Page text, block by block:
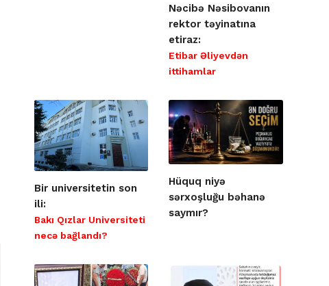
Nəcibə Nəsibovanın
rektor təyinatına
etiraz:
Etibar Əliyevdən
ittihamlar
Bir universitetin son
ili:
Bakı Qızlar Universiteti
necə bağlandı?
Hüquq niyə
sərxoşluğu bəhanə
saymır?